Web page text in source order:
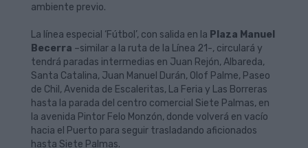
ambiente previo.
La línea especial ‘Fútbol’, con salida en la Plaza Manuel
Becerra –similar a la ruta de la Línea 21-, circulará y
tendrá paradas intermedias en Juan Rejón, Albareda,
Santa Catalina, Juan Manuel Durán, Olof Palme, Paseo
de Chil, Avenida de Escaleritas, La Feria y Las Borreras
hasta la parada del centro comercial Siete Palmas, en
la avenida Pintor Felo Monzón, donde volverá en vacío
hacia el Puerto para seguir trasladando aficionados
hasta Siete Palmas.